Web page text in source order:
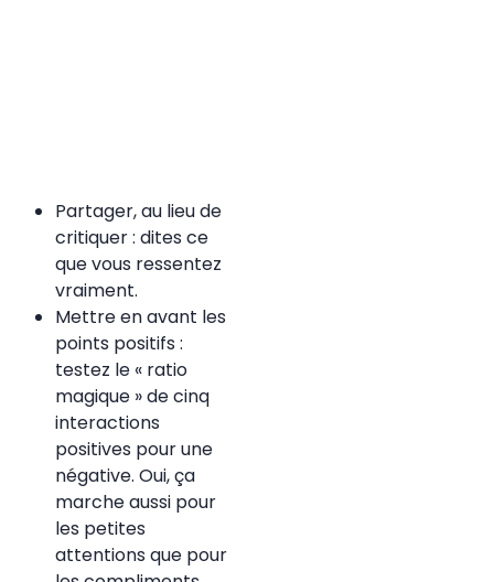
Partager, au lieu de
critiquer : dites ce
que vous ressentez
vraiment.
Mettre en avant les
points positifs :
testez le « ratio
magique » de cinq
interactions
positives pour une
négative. Oui, ça
marche aussi pour
les petites
attentions que pour